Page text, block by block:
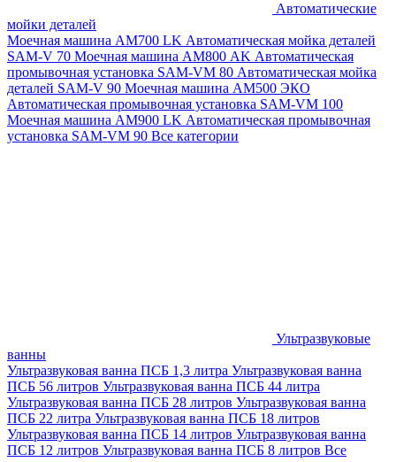
Автоматические
мойки деталей
Моечная машина AM700 LK Автоматическая мойка деталей
SAM-V 70 Моечная машина АМ800 AK Автоматическая
промывочная установка SAM-VM 80 Автоматическая мойка
деталей SAM-V 90 Моечная машина АМ500 ЭКО
Автоматическая промывочная установка SAM-VM 100
Моечная машина AM900 LK Автоматическая промывочная
установка SAM-VM 90 Все категории
Ультразвуковые
ванны
Ультразвуковая ванна ПСБ 1,3 литра Ультразвуковая ванна
ПСБ 56 литров Ультразвуковая ванна ПСБ 44 литра
Ультразвуковая ванна ПСБ 28 литров Ультразвуковая ванна
ПСБ 22 литра Ультразвуковая ванна ПСБ 18 литров
Ультразвуковая ванна ПСБ 14 литров Ультразвуковая ванна
ПСБ 12 литров Ультразвуковая ванна ПСБ 8 литров Все